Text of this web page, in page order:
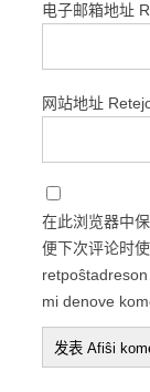
电子邮箱地址
网站地址
在此浏览器中
便下次评论时
mi denove